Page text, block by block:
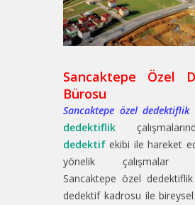
Sancaktepe Özel
Bürosu
Sancaktepe özel dedektiflik
dedektiflik
dedektif ekibi ile hareket
yönelik çalışmalar
Sancaktepe özel
dedektif kadrosu ile